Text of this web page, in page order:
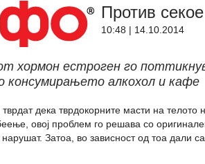
Против
10:48 | 14.10.2014
хормон естроген го
консумирањето алкохол и кафе
дека тврдокорните масти на
овој проблем го решава со
нарушат. Затоа, во зависност од тоа